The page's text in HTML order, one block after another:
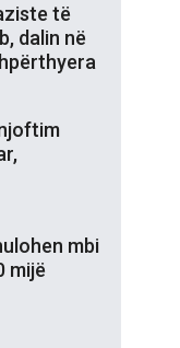
të
dalin në
mbi
mijë